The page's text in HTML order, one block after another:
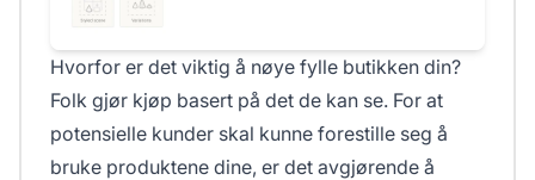
Hvorfor er det viktig å nøye fylle butikken din?
Folk gjør kjøp basert på det de kan se. For at
potensielle kunder skal kunne forestille seg å
bruke produktene dine, er det avgjørende å